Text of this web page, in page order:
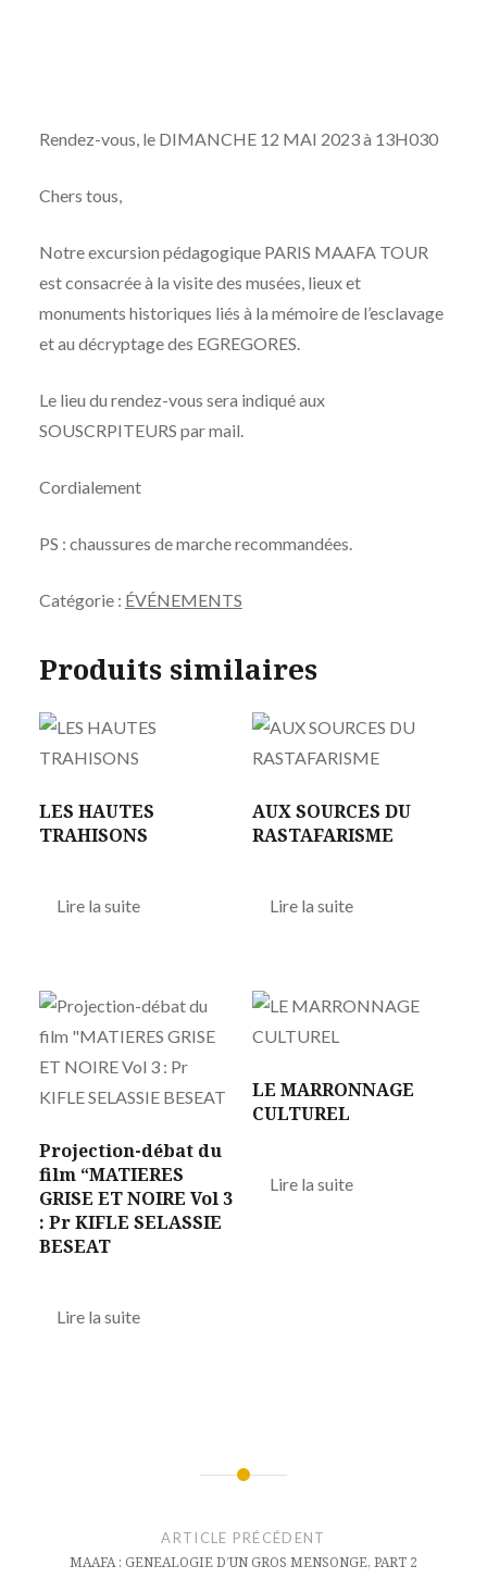
Rendez-vous, le DIMANCHE 12 MAI 2023 à 13H030
Chers tous,
Notre excursion pédagogique PARIS MAAFA TOUR
est consacrée à la visite des musées, lieux et
monuments historiques liés à la mémoire de l’esclavage
et au décryptage des EGREGORES.
Le lieu du rendez-vous sera indiqué aux
SOUSCRPITEURS par mail.
Cordialement
PS : chaussures de marche recommandées.
Catégorie : ÉVÉNEMENTS
Produits similaires
LES HAUTES
TRAHISONS
Lire la suite
AUX SOURCES DU
RASTAFARISME
Lire la suite
Projection-débat du
film “MATIERES
GRISE ET NOIRE Vol 3
: Pr KIFLE SELASSIE
BESEAT
Lire la suite
LE MARRONNAGE
CULTUREL
Lire la suite
l’article
ARTICLE PRÉCÉDENT
MAAFA : GENEALOGIE D’UN GROS MENSONGE, PART 2